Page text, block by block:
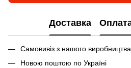
Доставка
Самовивіз з нашого
Новою поштою по Україні